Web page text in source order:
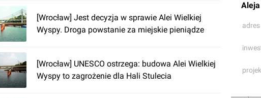
[Wrocław] Jest decyzja w sprawie Alei Wielkiej
Wyspy. Droga powstanie za miejskie pieniądze
[Wrocław] UNESCO ostrzega: budowa Alei Wielkiej
Wyspy to zagrożenie dla Hali Stulecia
adres